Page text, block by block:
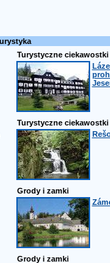
Turystyczne ciekawostki
Turystyczne ciekawostki
Grody i zamki
Grody i zamki